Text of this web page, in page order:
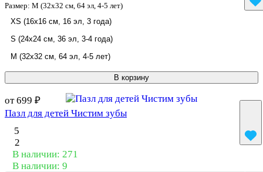
В корзину
Размер: M (32x32 см, 64 эл, 4-5 лет)
XS (16x16 см, 16 эл, 3 года)
S (24x24 см, 36 эл, 3-4 года)
M (32x32 см, 64 эл, 4-5 лет)
от 699 ₽
Пазл для детей Чистим зубы
5
2
В наличии: 271
В наличии: 9